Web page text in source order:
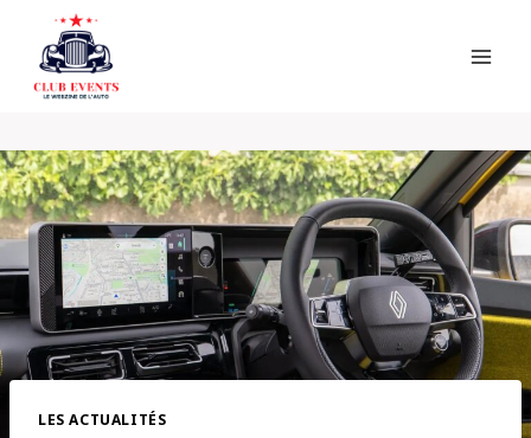
content
LES ACTUALITÉS